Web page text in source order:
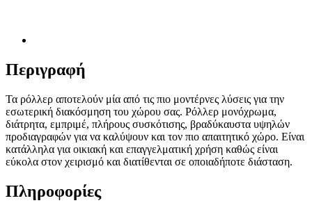
Περιγραφή
Τα ρόλλερ αποτελούν μία από τις πιο μοντέρνες λύσεις για την
εσωτερική διακόσμηση του χώρου σας. Ρόλλερ μονόχρωμα,
διάτρητα, εμπριμέ, πλήρους συσκότισης, βραδύκαυστα υψηλών
προδιαγραφών για να καλύψουν και τον πιο απαιτητικό χώρο. Είναι
κατάλληλα για οικιακή και επαγγελματική χρήση καθώς είναι
εύκολα στον χειρισμό και διατίθενται σε οποιαδήποτε διάσταση.
Πληροφορίες